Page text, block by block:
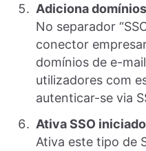
Adiciona
No separador
conector
domínios de e-
utilizadores com
autenticar-se via
Ativa SSO
Ativa este tipo de